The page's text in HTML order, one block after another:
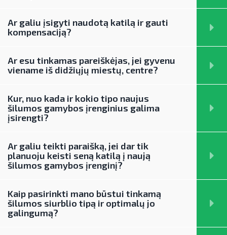
Rekomendacijos saulės elektrinėms
įrengti ant stogo
Leidiniai
EVE vertinimo įrankiai
Viešuosius interesus atitinkančių
paslaugų diferencijavimas
Viešųjų pastatų atnaujinimas
Ar galiu įsigyti naudotą katilą ir gauti
kompensaciją?
Ar esu tinkamas pareiškėjas, jei gyvenu
viename iš didžiųjų miestų, centre?
Kur, nuo kada ir kokio tipo naujus
šilumos gamybos įrenginius galima
įsirengti?
Ar galiu teikti paraišką, jei dar tik
planuoju keisti seną katilą į naują
šilumos gamybos įrenginį?
Kaip pasirinkti mano būstui tinkamą
šilumos siurblio tipą ir optimalų jo
galingumą?